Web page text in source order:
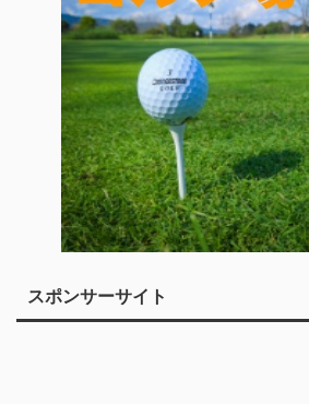
スポンサーサイト